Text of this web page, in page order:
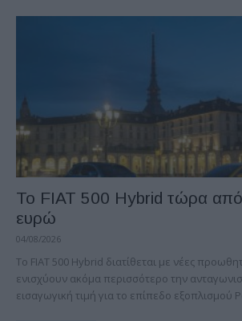
Το FIAT 500 Hybrid τώρα
ευρώ
04/08/2026
Το FIAT 500 Hybrid διατίθεται με νέες
ενισχύουν ακόμα περισσότερο την
εισαγωγική τιμή για το επίπεδο εξοπλισμού